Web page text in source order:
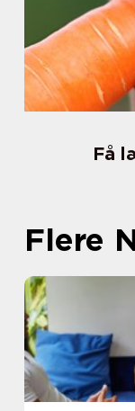
Få
Flere